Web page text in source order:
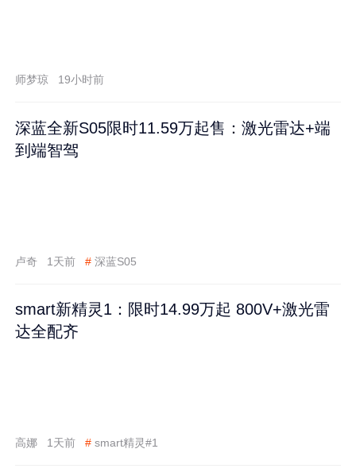
师梦琼 19小时前
深蓝全新S05限时11.59万起售：激光雷达+端
到端智驾
卢奇 1天前 # 深蓝S05
smart新精灵1：限时14.99万起 800V+激光雷
达全配齐
高娜 1天前 # smart精灵#1